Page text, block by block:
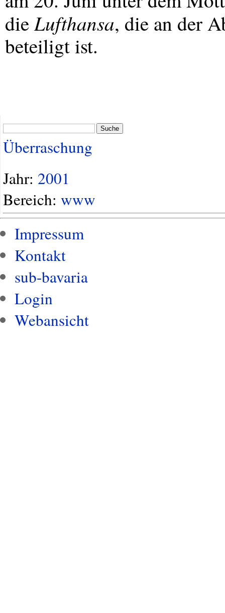
dieLufthansa, die an der
beteiligt ist.
Suche
Überraschung
Jahr: 2001
Bereich: www
Impressum
Kontakt
sub-bavaria
Login
Webansicht